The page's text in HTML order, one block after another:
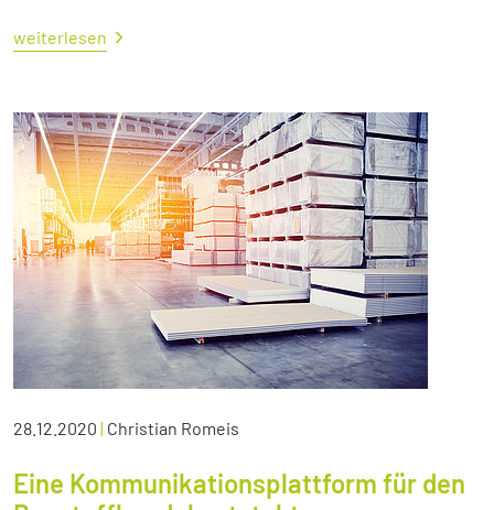
weiterlesen
28.12.2020 | Christian Romeis
Eine Kommunikationsplattform für den